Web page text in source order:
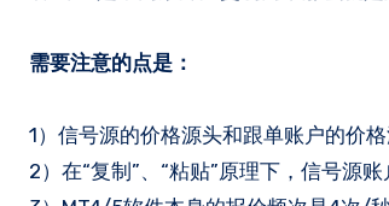
需要注意的点是：
1）信号源的价格源头和跟单账户的价
2）在“复制”、“粘贴”原理下，信号源